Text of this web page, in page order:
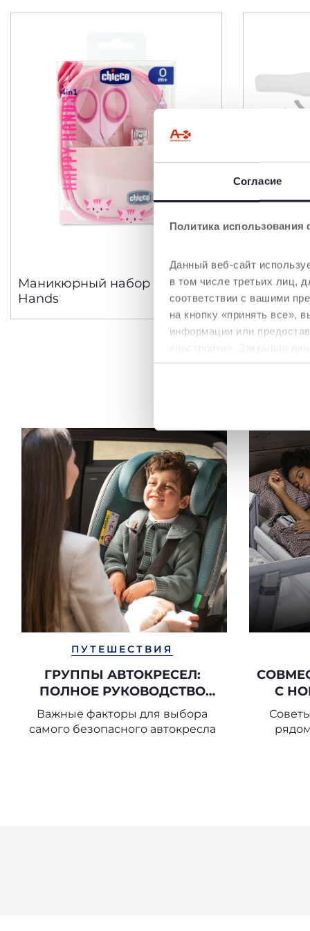
Согласие
Политика
Данный веб-сайт
в том числе третьих лиц,
соответствии с вашими
на кнопку «принять все»,
информации или
необходимы для
2 Цвета
Маникюрный набор Happy
Hands
концами
ПУТЕШЕСТВИЯ
ГРУППЫ АВТОКРЕСЕЛ:
ПОЛНОЕ РУКОВОДСТВО
ПО ВЫБОРУ
ПОДХОДЯЩЕГО
Важные факторы для выбора
самого безопасного автокресла
С